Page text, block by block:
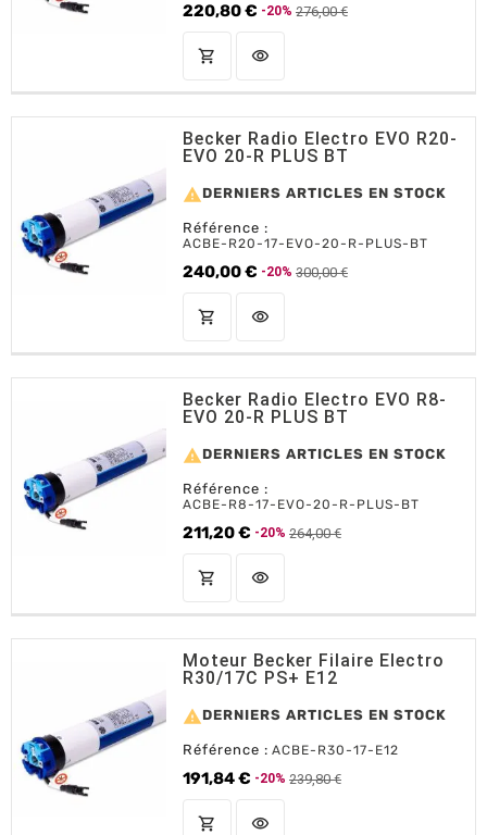
220,80 €
Prix de base-20% 276,00 €
Prix
shopping_cart AJOUTER AU PANIER
visibility
Becker Radio Electro EVO R20-
EVO 20-R PLUS BT
 DERNIERS ARTICLES EN STOCK
Référence :
ACBE-R20-17-EVO-20-R-PLUS-BT
240,00 €
Prix de base-20% 300,00 €
Prix
shopping_cart AJOUTER AU PANIER
visibility
Becker Radio Electro EVO R8-
EVO 20-R PLUS BT
 DERNIERS ARTICLES EN STOCK
Référence :
ACBE-R8-17-EVO-20-R-PLUS-BT
211,20 €
Prix de base
-20% 264,00 €
Prix
shopping_cart AJOUTER AU PANIER
visibility
Moteur Becker Filaire Electro
R30/17C PS+ E12
 DERNIERS ARTICLES EN STOCK
Référence : ACBE-R30-17-E12
191,84 €
Prix de base
-20% 239,80 €
Prix
shopping_cart AJOUTER AU PANIER
visibility